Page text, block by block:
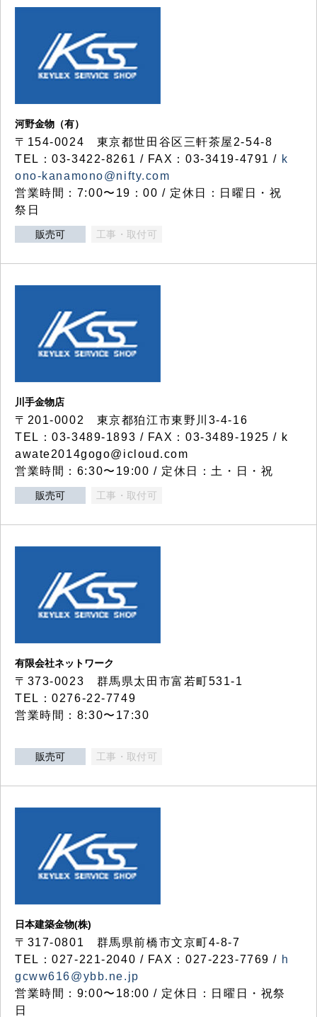
河野金物（有）
〒154-0024 東京都世田谷区三軒茶屋2-54-8
TEL：03-3422-8261 / FAX：03-3419-4791 / k
ono-kanamono@nifty.com
営業時間：7:00〜19：00 / 定休日：日曜日・祝
祭日
販売可 工事・取付可
川手金物店
〒201-0002 東京都狛江市東野川3-4-16
TEL：03-3489-1893 / FAX：03-3489-1925 / k
awate2014gogo@icloud.com
営業時間：6:30〜19:00 / 定休日：土・日・祝
販売可 工事・取付可
有限会社ネットワーク
〒373-0023 群馬県太田市富若町531-1
TEL：0276-22-7749
営業時間：8:30〜17:30
販売可 工事・取付可
日本建築金物(株)
〒317‐0801 群馬県前橋市文京町4-8-7
TEL：027-221-2040 / FAX：027-223-7769 / h
gcww616@ybb.ne.jp
営業時間：9:00〜18:00 / 定休日：日曜日・祝祭
日